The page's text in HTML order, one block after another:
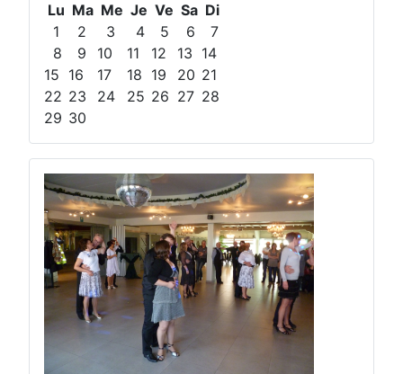
Lu Ma Me Je Ve Sa Di
1
2 3 4 5 6
7
8
9 10 11 12 13 14
15 16 17 18 19 20 21
22 23 24 25 26 27 28
29 30